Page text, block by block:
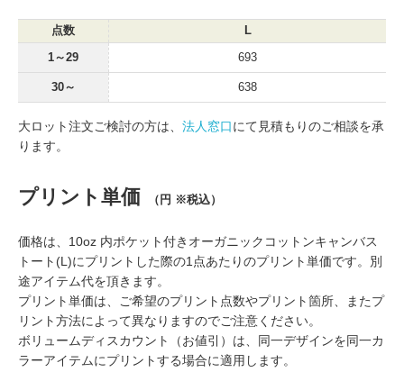
点数 L
1～29 693
30～ 638
大ロット注文ご検討の方は、 法人窓口にて見積もりのご相談を承
ります。
プリント単価 （円 ※税込）
価格は、10oz 内ポケット付きオーガニックコットンキャンバス
トート(L)にプリントした際の1点あたりのプリント単価です。別
途アイテム代を頂きます。
プリント単価は、ご希望のプリント点数やプリント箇所、またプ
リント方法によって異なりますのでご注意ください。
ボリュームディスカウント（お値引）は、同一デザインを同一カ
ラーアイテムにプリントする場合に適用します。